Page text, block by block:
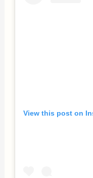
View this post on